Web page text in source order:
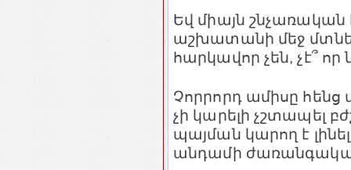
Եվ միայն
աշխատանի մեջ
հարկավոր չեն, չէ՞
Չորրորդ ամիսը հենց
չի կարելի չշտապել
պայման կարող է
անդամի